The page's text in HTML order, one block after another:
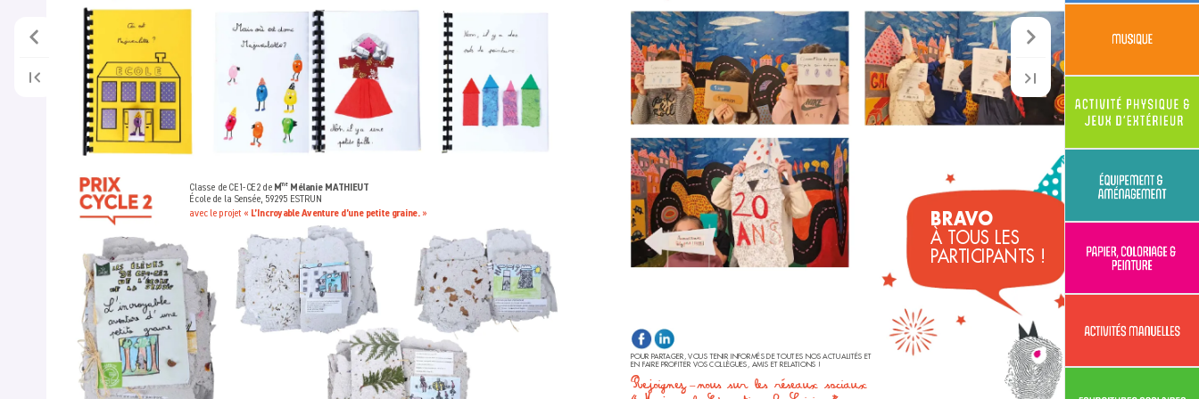
Classe de CE1-CE2 de Mme Mélanie MATHIEUT
École de la Sensée, 59295 ESTRUN
avec le projet « L’Incroyable Aventure d’une petite graine. » BRAVO
À TOUS LES
PARTICIPANTS !
POUR PARTAGER, VOUS TENIR INFORMÉS DE TOUTES NOS ACTUALITÉS ET
EN FAIRE PROFITER VOS COLLÈGUES, AMIS ET RELATIONS !
Rejoignez-nous sur les réseaux sociaux